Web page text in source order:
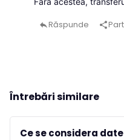
replyRăspunde share
Întrebări similare
Ce se considera